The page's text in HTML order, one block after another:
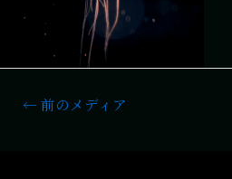
← 前のメディア